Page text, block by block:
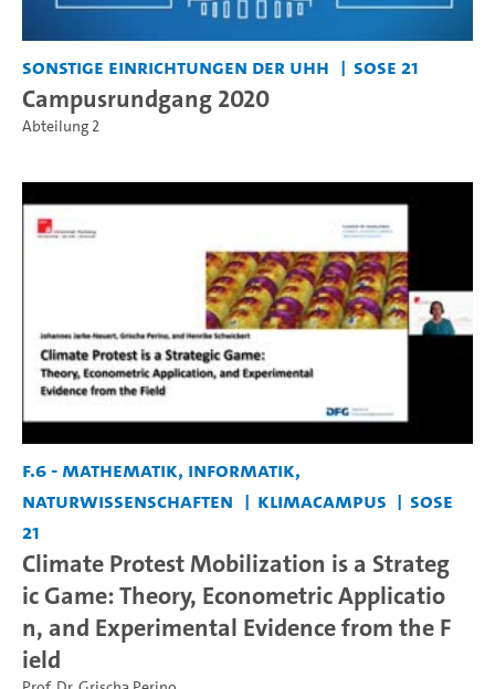
Sonstige Einrichtungen der UHH SoSe 21
Campusrundgang 2020
Abteilung 2
F.6 - Mathematik, Informatik,
Naturwissenschaften
KlimaCampus
SoSe
21
Climate Protest Mobilization is a Strateg
ic Game: Theory, Econometric Applicatio
n, and Experimental Evidence from the F
ield